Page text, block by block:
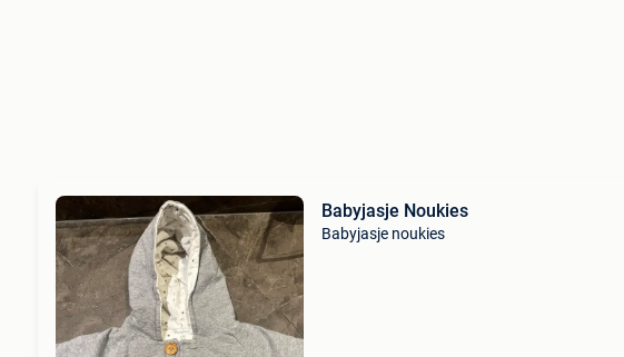
Babyjasje Noukies
Babyjasje noukies